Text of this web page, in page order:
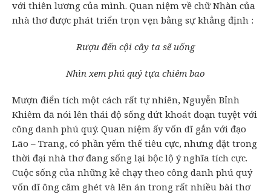
với thiên lương của mình. Quan niệm về chữ Nhàn của
nhà thơ được phát triển trọn vẹn bằng sự khẳng định :
Rượu đến cội cây ta sẽ uống
Nhìn xem phú quý tựa chiêm bao
Mượn điển tích một cách rất tự nhiên, Nguyễn Bỉnh
Khiêm đã nói lên thái độ sống dứt khoát đoạn tuyệt với
công danh phú quý. Quan niệm ấy vốn dĩ gắn với đạo
Lão – Trang, có phần yếm thế tiêu cực, nhưng đặt trong
thời đại nhà thơ đang sống lại bộc lộ ý nghĩa tích cực.
Cuộc sống của những kẻ chạy theo công danh phú quý
vốn dĩ ông căm ghét và lên án trong rất nhiều bài thơ